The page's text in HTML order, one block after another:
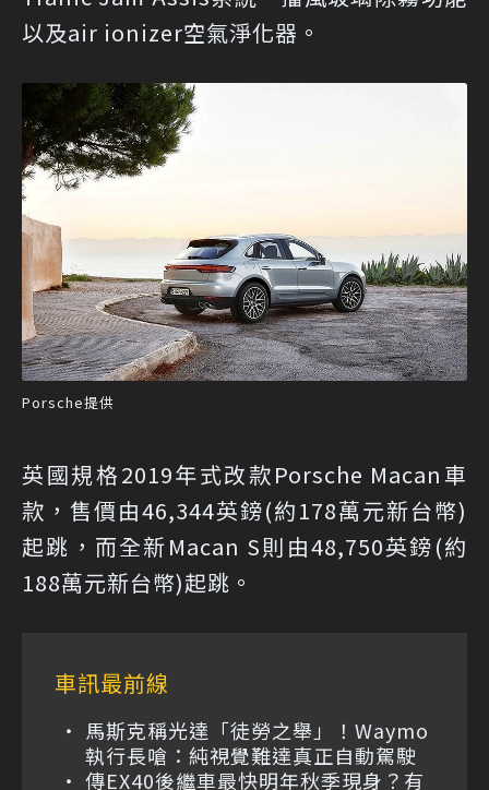
以及air ionizer空氣淨化器。
Porsche提供
英國規格2019年式改款Porsche Macan車
款，售價由46,344英鎊(約178萬元新台幣)
起跳，而全新Macan S則由48,750英鎊(約
188萬元新台幣)起跳。
車訊最前線
馬斯克稱光達「徒勞之舉」！Waymo
執行長嗆：純視覺難達真正自動駕駛
傳EX40後繼車最快明年秋季現身？有